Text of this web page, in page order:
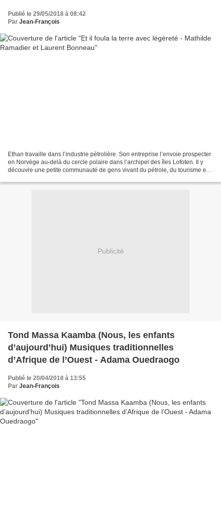
Publié le 29/05/2018 à 08:42
Par Jean-François
Ethan travaille dans l’industrie pétrolière. Son entreprise l’envoie prospecter
en Norvège au-delà du cercle polaire dans l’archipel des îles Lofoten. Il y
découvre une petite communauté de gens vivant du pétrole, du tourisme et
Publicité
Tond Massa Kaamba (Nous, les enfants
d’aujourd’hui) Musiques traditionnelles
d’Afrique de l’Ouest - Adama Ouedraogo
Publié le 20/04/2018 à 13:55
Par Jean-François